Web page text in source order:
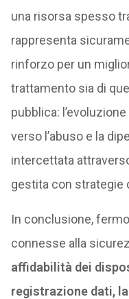
una risorsa spesso
rappresenta
rinforzo per un
trattamento sia di
pubblica:
verso l’abuso e la
intercettata
gestita con strategie
In conclusione,
connesse alla
affidabilità dei
registrazione dati,